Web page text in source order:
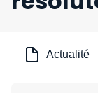
Actualité